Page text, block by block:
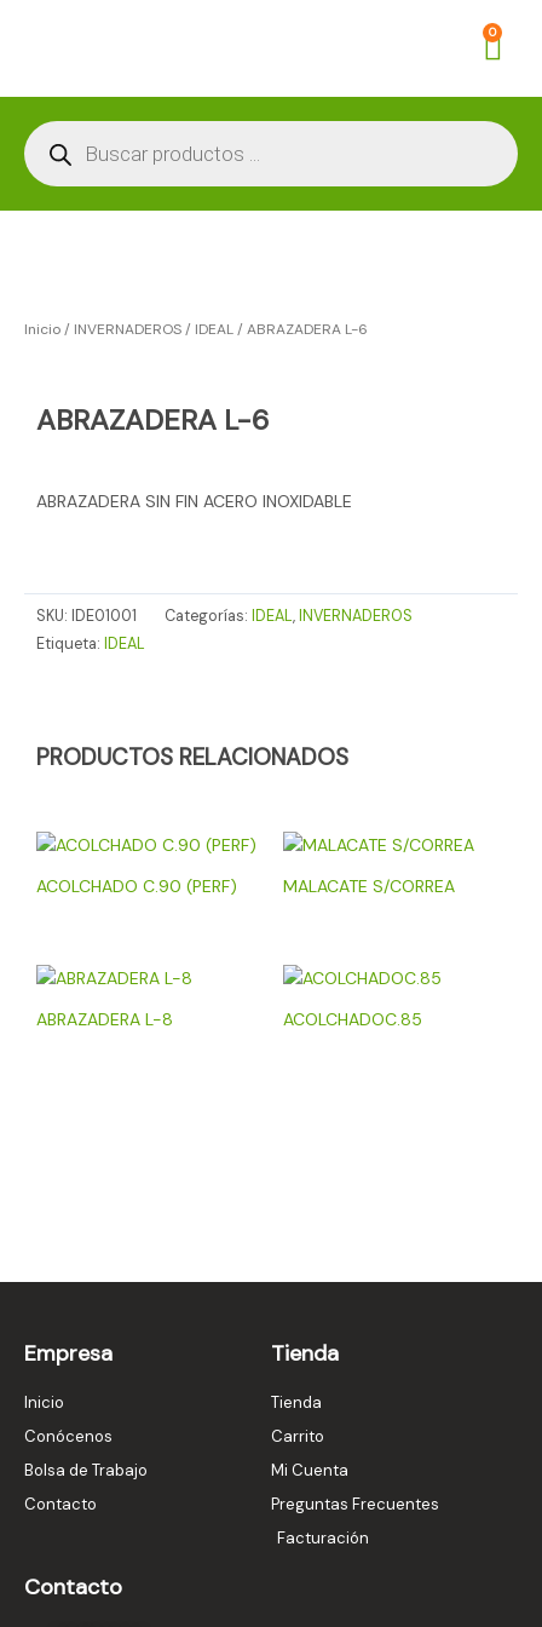
0
Búsqueda
de
productos
Inicio/ INVERNADEROS/ IDEAL/ ABRAZADERA L-6
ABRAZADERA L-6
ABRAZADERA SIN FIN ACERO INOXIDABLE
SKU: IDE01001 Categorías: IDEAL, INVERNADEROS
Etiqueta: IDEAL
PRODUCTOS RELACIONADOS
ACOLCHADO C.90 (PERF) MALACATE S/CORREA
ABRAZADERA L-8 ACOLCHADOC.85
Empresa
Inicio
Conócenos
Bolsa de Trabajo
Contacto
Tienda
Tienda
Carrito
Mi Cuenta
Preguntas Frecuentes
Facturación
Contacto